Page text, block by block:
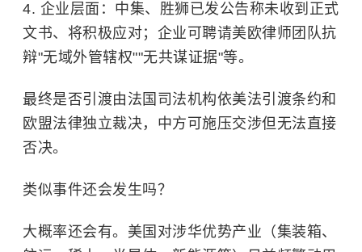
4. 企业层面：中集、胜狮已发公告称未收到正式
文书、将积极应对；企业可聘请美欧律师团队抗
辩"无域外管辖权""无共谋证据"等。
最终是否引渡由法国司法机构依美法引渡条约和
欧盟法律独立裁决，中方可施压交涉但无法直接
否决。
类似事件还会发生吗？
大概率还会有。美国对涉华优势产业（集装箱、